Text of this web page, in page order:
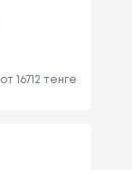
от 16712 тенге